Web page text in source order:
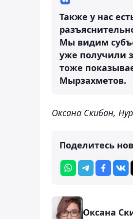
Также у нас
Мы видим
уже получили
тоже
Мырзахметов.
Оксана Скибан,
Поделитесь
Оксана